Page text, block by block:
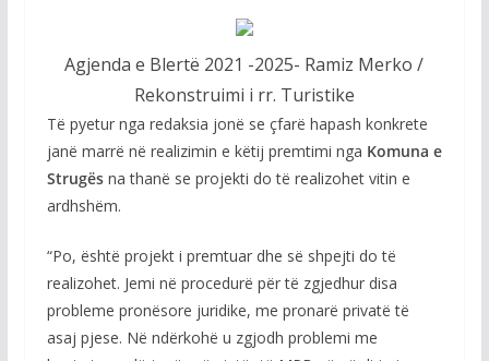
Agjenda e Blertë 2021 -2025- Ramiz Merko /
Rekonstruimi i rr. Turistike
Të pyetur nga redaksia jonë se çfarë hapash konkrete
janë marrë në realizimin e këtij premtimi nga Komuna e
Strugësna thanë se projekti do të realizohet vitin e
ardhshëm.
“Po, është projekt i premtuar dhe së shpejti do të
realizohet. Jemi në procedurë për të zgjedhur disa
probleme pronësore juridike, me pronarë privatë të
asaj pjese. Në ndërkohë u zgjodh problemi me